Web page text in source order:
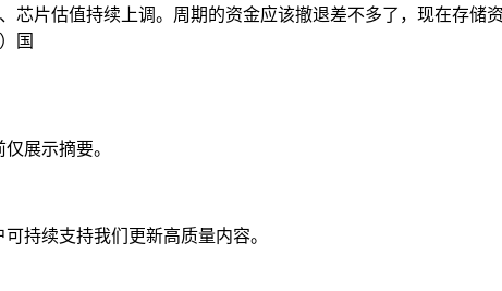
芯片估值持续上调。周期的资金应该撤退差不多了，现在存
国
展示摘要。
持续支持我们更新高质量内容。